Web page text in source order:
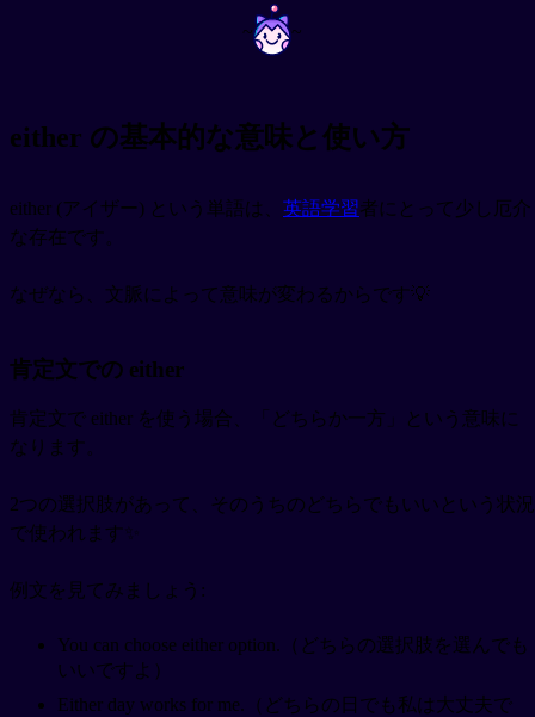
~ ~
either の基本的な意味と使い方
either (アイザー) という単語は、 英語学習者にとって少し厄介
な存在です。
なぜなら、文脈によって意味が変わるからです💡
肯定文での either
肯定文で either を使う場合、「どちらか一方」という意味に
なります。
2つの選択肢があって、そのうちのどちらでもいいという状況
で使われます✨
例文を見てみましょう:
You can choose either option.（どちらの選択肢を選んでも
いいですよ）
Either day works for me.（どちらの日でも私は大丈夫で